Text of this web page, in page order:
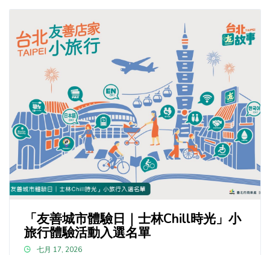
「友善城市體驗日｜士林Chill時光」小
旅行體驗活動入選名單
七月 17, 2026